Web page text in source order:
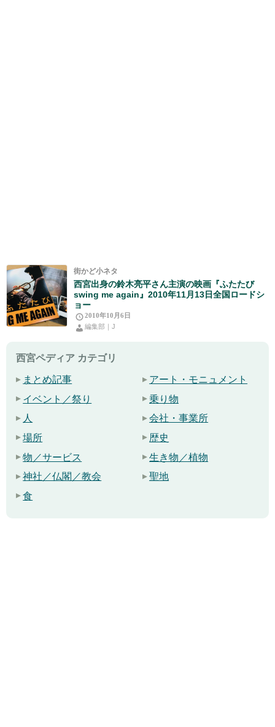
街かど小ネタ
西宮出身の鈴木亮平さん主演の映画『ふたたび
swing me again』2010年11月13日全国ロードシ
ョー
2010年10月6日
編集部｜J
西宮ペディア カテゴリ
まとめ記事
アート・モニュメント
イベント／祭り
乗り物
人
会社・事業所
場所
歴史
物／サービス
生き物／植物
神社／仏閣／教会
聖地
食